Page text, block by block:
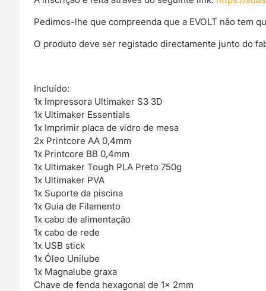
Pedimos-lhe que compreenda que a EVOLT não tem
O produto deve ser registado directamente junto do
Incluído:
1x Impressora Ultimaker S3 3D
1x Ultimaker Essentials
1x Imprimir placa de vidro de mesa
2x Printcore AA 0,4mm
1x Printcore BB 0,4mm
1x Ultimaker Tough PLA Preto 750g
1x Ultimaker PVA
1x Suporte da piscina
1x Guia de Filamento
1x cabo de alimentação
1x cabo de rede
1x USB stick
1x Óleo Unilube
1x Magnalube graxa
Chave de fenda hexagonal de 1x 2mm